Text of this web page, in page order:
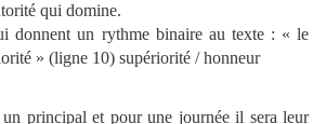
qui domine.
donnent un rythme binaire au texte : « le
» (ligne 10) supériorité / honneur
un principal et pour une journée il sera leur